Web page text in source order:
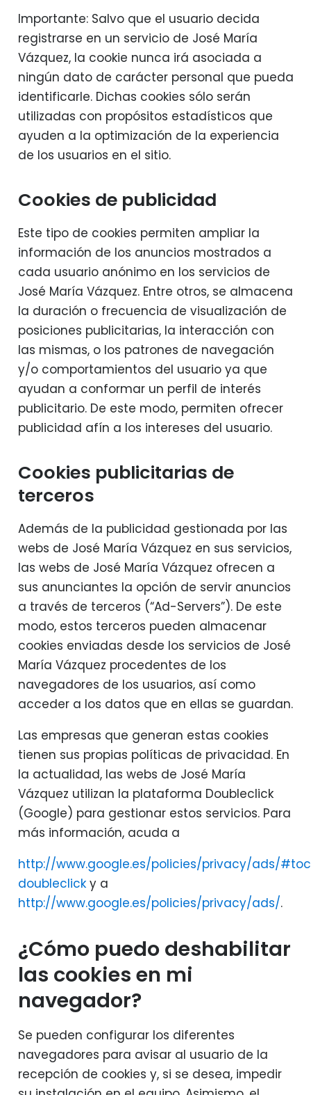
Importante: Salvo que el usuario decida
registrarse en un servicio de José María
Vázquez, la cookie nunca irá asociada a
ningún dato de carácter personal que pueda
identificarle. Dichas cookies sólo serán
utilizadas con propósitos estadísticos que
ayuden a la optimización de la experiencia
de los usuarios en el sitio.
Cookies de publicidad
Este tipo de cookies permiten ampliar la
información de los anuncios mostrados a
cada usuario anónimo en los servicios de
José María Vázquez. Entre otros, se almacena
la duración o frecuencia de visualización de
posiciones publicitarias, la interacción con
las mismas, o los patrones de navegación
y/o comportamientos del usuario ya que
ayudan a conformar un perfil de interés
publicitario. De este modo, permiten ofrecer
publicidad afín a los intereses del usuario.
Cookies publicitarias de
terceros
Además de la publicidad gestionada por las
webs de José María Vázquez en sus servicios,
las webs de José María Vázquez ofrecen a
sus anunciantes la opción de servir anuncios
a través de terceros (“Ad-Servers”). De este
modo, estos terceros pueden almacenar
cookies enviadas desde los servicios de José
María Vázquez procedentes de los
navegadores de los usuarios, así como
acceder a los datos que en ellas se guardan.
Las empresas que generan estas cookies
tienen sus propias políticas de privacidad. En
la actualidad, las webs de José María
Vázquez utilizan la plataforma Doubleclick
(Google) para gestionar estos servicios. Para
más información, acuda a
http://www.google.es/policies/privacy/ads/
doubleclicky a
http://www.google.es/policies/privacy/ads/.
¿Cómo puedo deshabilitar
las cookies en mi
navegador?
Se pueden configurar los diferentes
navegadores para avisar al usuario de la
recepción de cookies y, si se desea, impedir